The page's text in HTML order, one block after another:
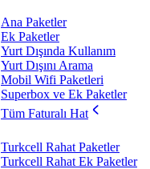
Ana Paketler
Ek Paketler
Yurt Dışında Kullanım
Yurt Dışını Arama
Mobil Wifi Paketleri
Superbox ve Ek Paketler
Tüm Faturalı Hat
Turkcell Rahat Paketler
Turkcell Rahat Ek Paketler